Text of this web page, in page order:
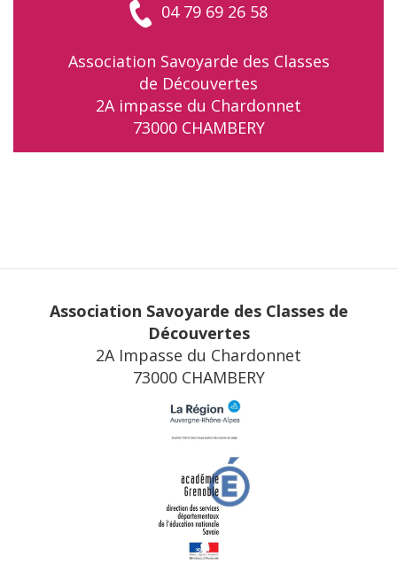
04 79 69 26 58
Association Savoyarde des Classes
de Découvertes
2A impasse du Chardonnet
73000 CHAMBERY
Association Savoyarde des Classes de
Découvertes
2A Impasse du Chardonnet
73000 CHAMBERY